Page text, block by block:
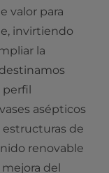
valor para
invirtiendo
la
perfil
asépticos
de
renovable
del